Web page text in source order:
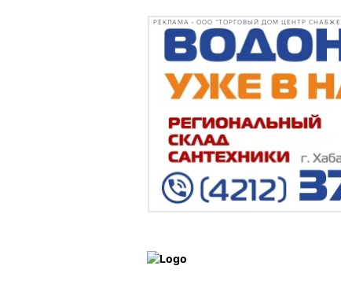
РЕКЛАМА • ООО "ТОРГОВЫЙ ДОМ ЦЕНТР